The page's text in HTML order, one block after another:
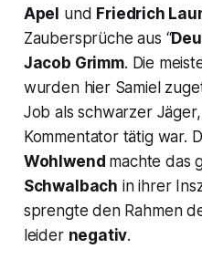
Apel und Friedrich
Zaubersprüche aus “
Jacob Grimm. Die
wurden hier Samiel
Job als schwarzer
Kommentator tätig war.
Wohlwend machte das
Schwalbach in ihrer
sprengte den Rahmen
leider negativ.